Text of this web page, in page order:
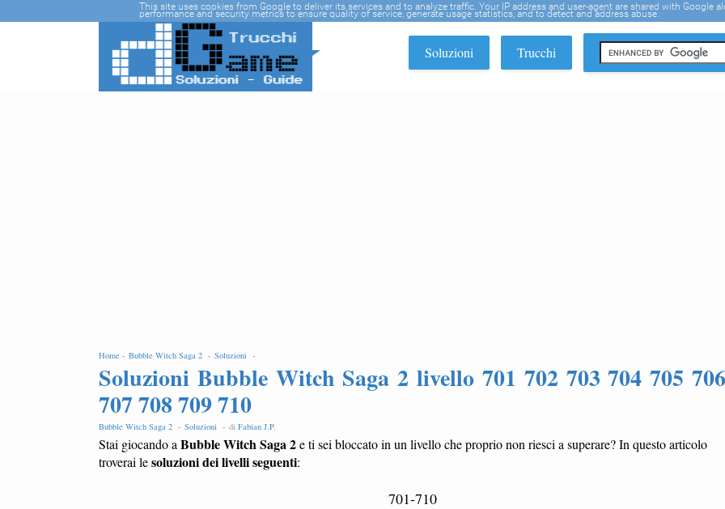
Soluzioni Trucchi
Home - Bubble Witch Saga 2 - Soluzioni -
Soluzioni Bubble Witch Saga 2 livello 701 702 703 704 705 706
707 708 709 710
Bubble Witch Saga 2 - Soluzioni - di Fabian J.P.
Stai giocando a Bubble Witch Saga 2e ti sei bloccato in un livello che proprio non riesci a superare? In questo articolo
troverai lesoluzioni dei livelli seguenti:
701-710
This site uses cookies from Google to deliver its services and to analyze traffic. Your IP address and user-agent are shared with Google
performance and security metrics to ensure quality of service, generate usage statistics, and to detect and address abuse.